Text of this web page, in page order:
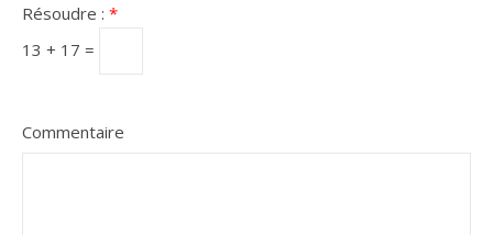
Résoudre : *
13 + 17 =
Commentaire